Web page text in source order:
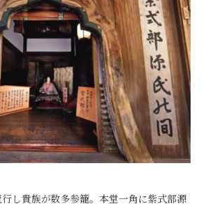
し貴族が数多参籠。本堂一角に紫式部源